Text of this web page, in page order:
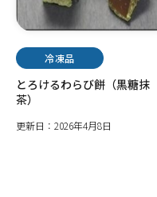
冷凍品
とろけるわらび餅（黒糖抹
茶）
更新日：2026年4月8日